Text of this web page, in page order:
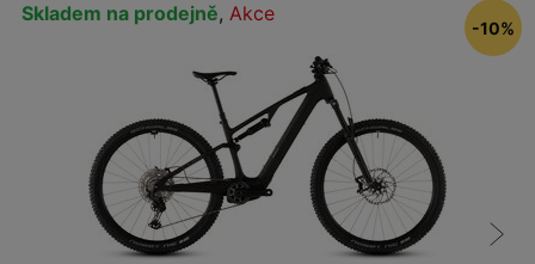
Skladem na prodejně, Akce
-10%